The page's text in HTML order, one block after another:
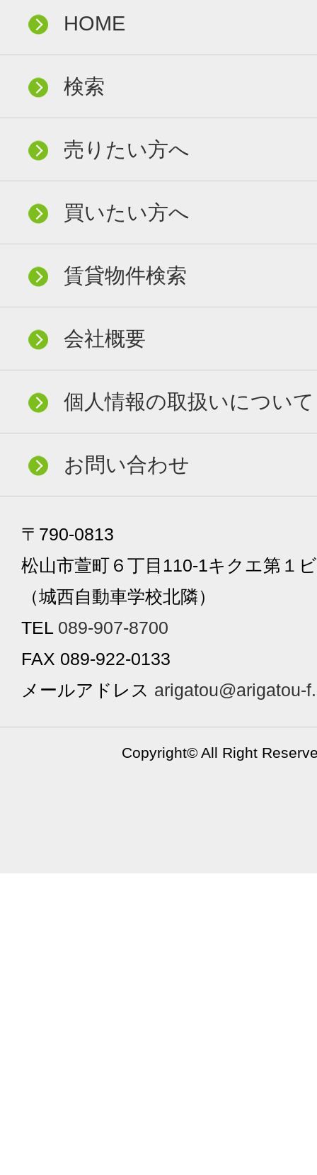
HOME
検索
売りたい方へ
買いたい方へ
賃貸物件検索
会社概要
個人情報の取扱いについて
お問い合わせ
〒790-0813
松山市萱町６丁目110-1キクエ第１
（城西自動車学校北隣）
TEL 089-907-8700
FAX 089-922-0133
メールアドレス arigatou@arigatou-
Copyright© All Right